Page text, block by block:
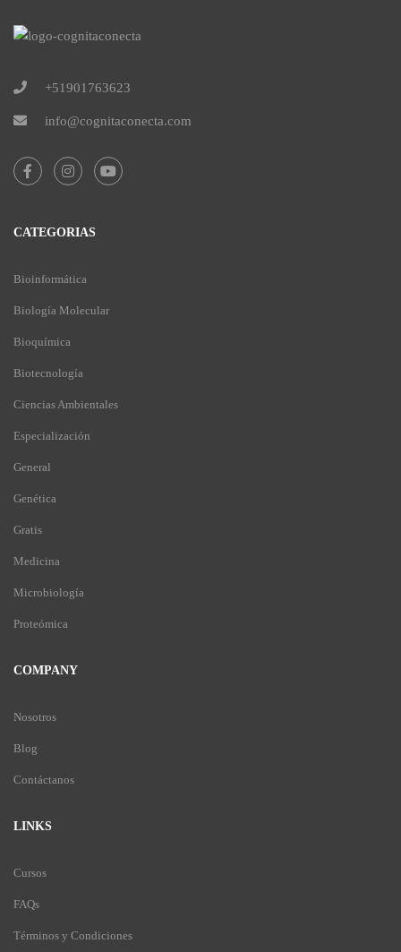
+51901763623
info@cognitaconecta.com
CATEGORIAS
Bioinformática
Biología Molecular
Bioquímica
Biotecnología
Ciencias Ambientales
Especialización
General
Genética
Gratis
Medicina
Microbiología
Proteómica
COMPANY
Nosotros
Blog
Contáctanos
LINKS
Cursos
FAQs
Términos y Condiciones